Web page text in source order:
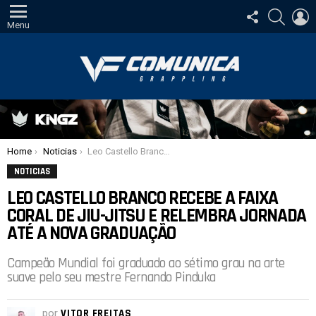
Menu
SIGA-
NOS
Você está aqui:
Home Noticias Leo Castello Branco recebe a faixa coral de Jiu-Jitsu e relembra jornada até a nova graduação
NOTICIAS
LEO CASTELLO BRANCO RECEBE A FAIXA
CORAL DE JIU-JITSU E RELEMBRA JORNADA
ATÉ A NOVA GRADUAÇÃO
Campeão Mundial foi graduado ao sétimo grau na arte
suave pelo seu mestre Fernando Pinduka
por VITOR FREITAS